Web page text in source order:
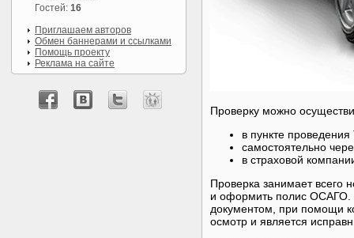
Проверку можно
в пункте
самостоятельно
в страховой
Проверка занимает всего
и оформить полис ОСАГО.
документом, при помощи
осмотр и является
Гостей: 16
Приглашаем авторов
Обмен баннерами и ссылками
Помощь проекту
Реклама на сайте